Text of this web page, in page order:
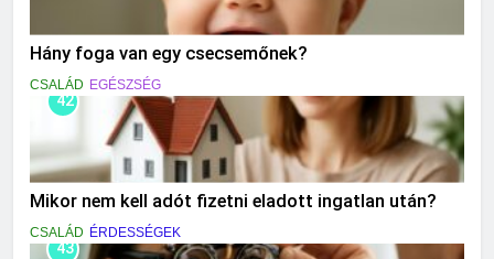
Hány foga van egy csecsemőnek?
CSALÁD EGÉSZSÉG
42
Mikor nem kell adót fizetni eladott ingatlan után?
CSALÁD ÉRDESSÉGEK
43